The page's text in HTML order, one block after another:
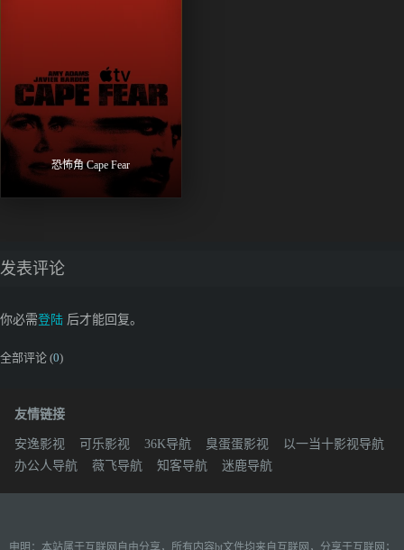
恐怖角 Cape Fear
发表评论
你必需登陆 后才能回复。
全部评论 (0)
友情链接
安逸影视 可乐影视 36K导航 臭蛋蛋影视
以一当十影视导航
办公人导航
薇飞导航 知客导航 迷鹿导航
申明：本站属于互联网自由分享，所有内容bt文件均来自互联网，分享于互联网；